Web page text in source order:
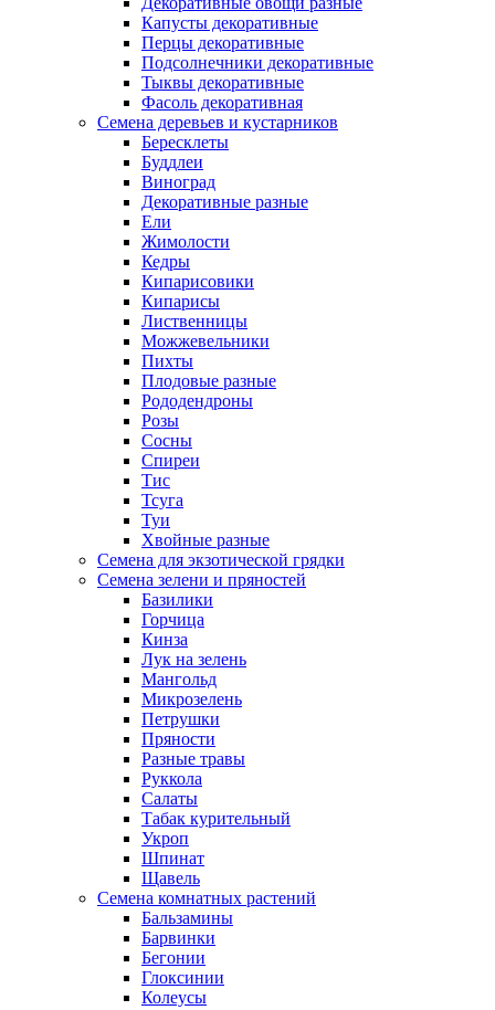
Капусты декоративные
Перцы декоративные
Подсолнечники декоративные
Тыквы декоративные
Фасоль декоративная
Семена деревьев и кустарников
Бересклеты
Буддлеи
Виноград
Декоративные разные
Ели
Жимолости
Кедры
Кипарисовики
Кипарисы
Лиственницы
Можжевельники
Пихты
Плодовые разные
Рододендроны
Розы
Сосны
Спиреи
Тис
Тсуга
Туи
Хвойные разные
Семена для экзотической грядки
Семена зелени и пряностей
Базилики
Горчица
Кинза
Лук на зелень
Мангольд
Микрозелень
Петрушки
Пряности
Разные травы
Руккола
Салаты
Табак курительный
Укроп
Шпинат
Щавель
Семена комнатных растений
Бальзамины
Барвинки
Бегонии
Глоксинии
Колеусы